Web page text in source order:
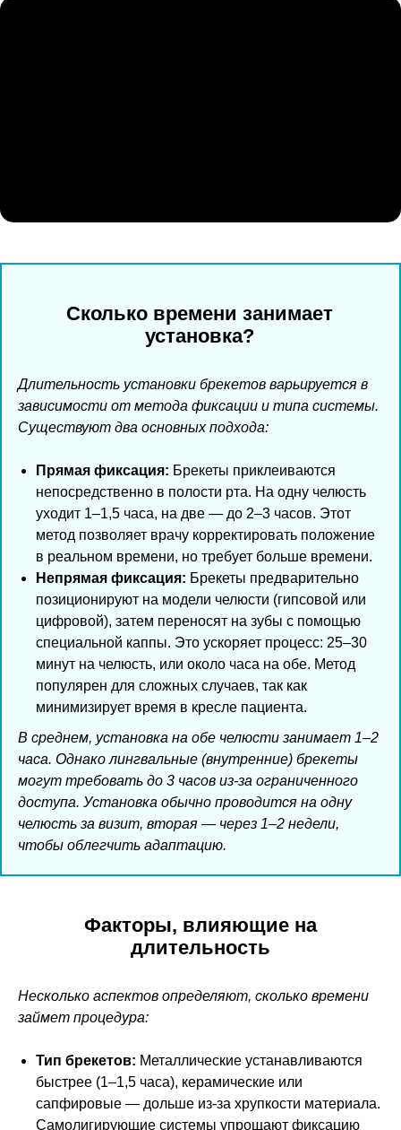
Сколько времени занимает
установка?
Длительность установки брекетов варьируется в
зависимости от метода фиксации и типа системы.
Существуют два основных подхода:
Прямая фиксация: Брекеты приклеиваются
непосредственно в полости рта. На одну челюсть
уходит 1–1,5 часа, на две — до 2–3 часов. Этот
метод позволяет врачу корректировать положение
в реальном времени, но требует больше времени.
Непрямая фиксация: Брекеты предварительно
позиционируют на модели челюсти (гипсовой или
цифровой), затем переносят на зубы с помощью
специальной каппы. Это ускоряет процесс: 25–30
минут на челюсть, или около часа на обе. Метод
популярен для сложных случаев, так как
минимизирует время в кресле пациента.
В среднем, установка на обе челюсти занимает 1–2
часа. Однако лингвальные (внутренние) брекеты
могут требовать до 3 часов из-за ограниченного
доступа. Установка обычно проводится на одну
челюсть за визит, вторая — через 1–2 недели,
чтобы облегчить адаптацию.
Факторы, влияющие на
длительность
Несколько аспектов определяют, сколько времени
займет процедура:
Тип брекетов: Металлические устанавливаются
быстрее (1–1,5 часа), керамические или
сапфировые — дольше из-за хрупкости материала.
Самолигирующие системы упрощают фиксацию